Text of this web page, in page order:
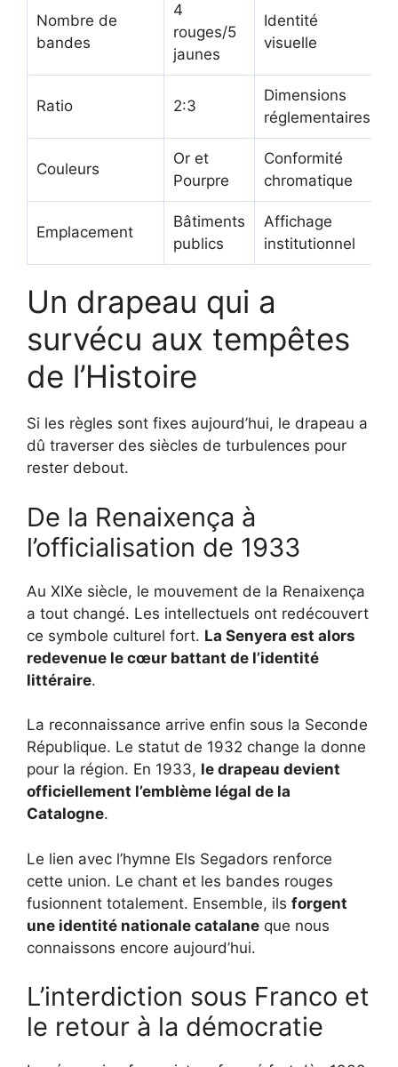
Nombre de
bandes
4
rouges/5
jaunes
Identité
visuelle
Ratio 2:3
Dimensions
réglementaires
Couleurs
Or et
Pourpre
Conformité
chromatique
Emplacement
Bâtiments
publics
Affichage
institutionnel
Un drapeau qui a
survécu aux tempêtes
de l’Histoire
Si les règles sont fixes aujourd’hui, le drapeau a
dû traverser des siècles de turbulences pour
rester debout.
De la Renaixença à
l’officialisation de 1933
Au XIXe siècle, le mouvement de la Renaixença
a tout changé. Les intellectuels ont redécouvert
ce symbole culturel fort. La Senyera est alors
redevenue le cœur battant de l’identité
littéraire.
La reconnaissance arrive enfin sous la Seconde
République. Le statut de 1932 change la donne
pour la région. En 1933, le drapeau devient
officiellement l’emblème légal de la
Catalogne.
Le lien avec l’hymne Els Segadors renforce
cette union. Le chant et les bandes rouges
fusionnent totalement. Ensemble, ils forgent
une identité nationale catalane que nous
connaissons encore aujourd’hui.
L’interdiction sous Franco et
le retour à la démocratie